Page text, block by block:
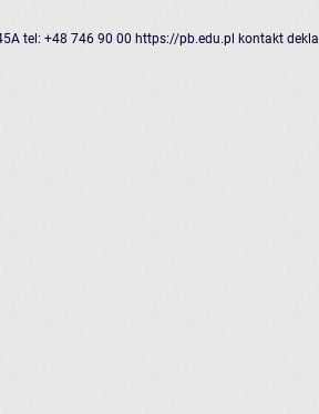
tel: +48 746 90 00 https://pb.edu.pl kontakt